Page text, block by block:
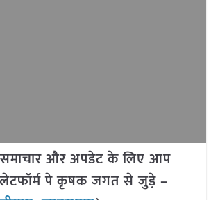
और अपडेट के लिए आप
पे कृषक जगत से जुड़े –